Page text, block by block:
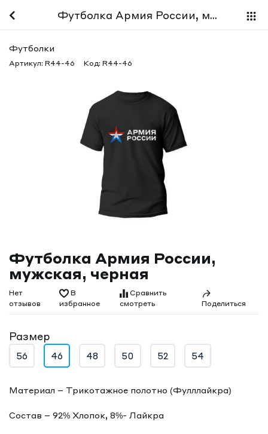
Футболка Армия России, мужская, черная
Футболки
Артикул: R44-46 Код: R44-46
Футболка Армия России,
мужская, черная
Нет
отзывов
В
избранное
Сравнить
смотреть
Поделиться
Размер
56 46 48 50 52 54
Материал – Трикотажное полотно (Фулллайкра)
Состав – 92% Хлопок, 8%- Лайкра